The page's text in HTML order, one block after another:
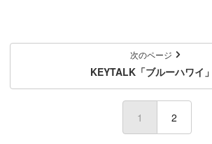
次のページ
KEYTALK「ブルーハワイ
1 (current)
2